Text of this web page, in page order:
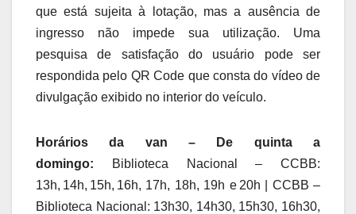
que está sujeita à lotação, mas a ausência de
ingresso não impede sua utilização. Uma
pesquisa de satisfação do usuário pode ser
respondida pelo QR Code que consta do vídeo de
divulgação exibido no interior do veículo.
Horários da van – De quinta a
domingo:
Biblioteca Nacional – CCBB:
13h, 14h, 15h, 16h, 17h, 18h, 19h e 20h | CCBB –
Biblioteca Nacional: 13h30, 14h30, 15h30, 16h30,